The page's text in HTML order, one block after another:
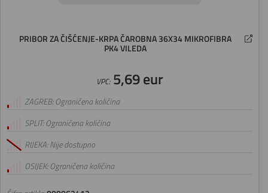
PRIBOR ZA ČIŠĆENJE-KRPA ČAROBNA 36X34 MIKROFIBRA
PK4 VILEDA
VPC:5,69 eur
ZAGREB: Ograničena količina
SPLIT: Ograničena količina
RIJEKA: Nije dostupno
OSIJEK: Ograničena količina